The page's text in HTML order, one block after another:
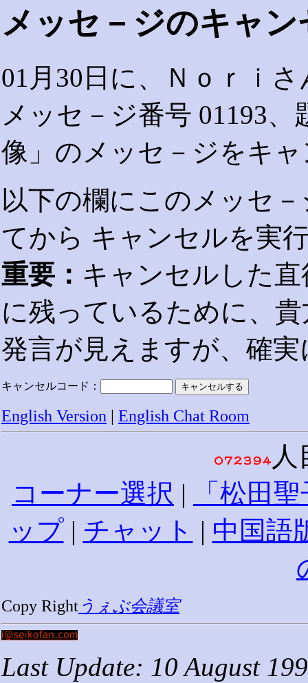
メッセ－ジのキャ
01月30日に、Ｎｏｒｉ
メッセ－ジ番号 01193
像」のメッセ－ジをキ
以下の欄にこのメッセ
てから キャンセルを実
重要： キャンセルした
に残っているために、
発言が見えますが、確
キャンセルコード：
English Version | English Chat Room
コーナー選択 |
「松田
ップ| チャット | 中国語
Copy Right うぇぶ会議室
Last Update: 10 August